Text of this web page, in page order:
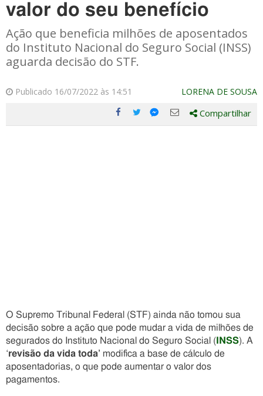
valor do seu benefício
Ação que beneficia milhões de aposentados
do Instituto Nacional do Seguro Social (INSS)
aguarda decisão do STF.
Publicado 16/07/2022 às 14:51 LORENA DE SOUSA
Compartilhe
Compartilhe
Compartilhe
Compartilhe
Compartilhar
O Supremo Tribunal Federal (STF) ainda não tomou sua
decisão sobre a ação que pode mudar a vida de milhões de
segurados do Instituto Nacional do Seguro Social ( INSS). A
‘revisão da vida toda’ modifica a base de cálculo de
aposentadorias, o que pode aumentar o valor dos
pagamentos.